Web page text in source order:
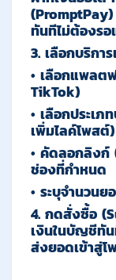
ทันทีไม่ต้องร
3. เลือกบริกา
• เลือกแพลต
TikTok)
• เลือกประเ
เพิ่มไลค์โพสต์)
• คัดลอกลิงก์
ช่องที่กำหนด
• ระบุจำนวน
4. กดสั่งซื้อ
เงินในบัญชีทัน
ส่งยอดเข้าสู่โ